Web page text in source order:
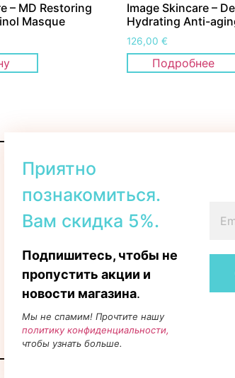
Приятно
познакомиться.
Вам скидка 5%.
Подпишитесь, чтобы не
пропустить акции и
новости магазина.
Мы не спамим! Прочтите нашу
политику конфиденциальности,
чтобы узнать больше.
– MD Restoring
Masque
Image Skincare –
Hydrating Anti-
126,00 €
Подробнее
Kadaka tee 42b, Tallinn
Пн-Пт: 11:00–19:00
Вс: 11:00 - 15:00